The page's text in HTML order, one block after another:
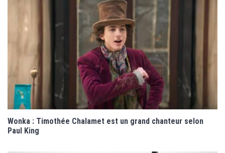
Wonka : Timothée Chalamet est un grand chanteur selon
Paul King